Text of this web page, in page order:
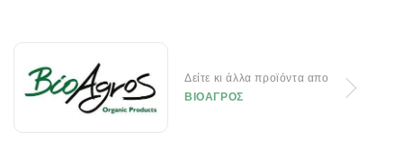
Δείτε κι άλλα προϊόντα απο
ΒΙΟΑΓΡΟΣ